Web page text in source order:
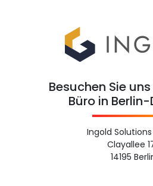
Besuchen Sie
Büro in
Ingold
Clayallee
14195